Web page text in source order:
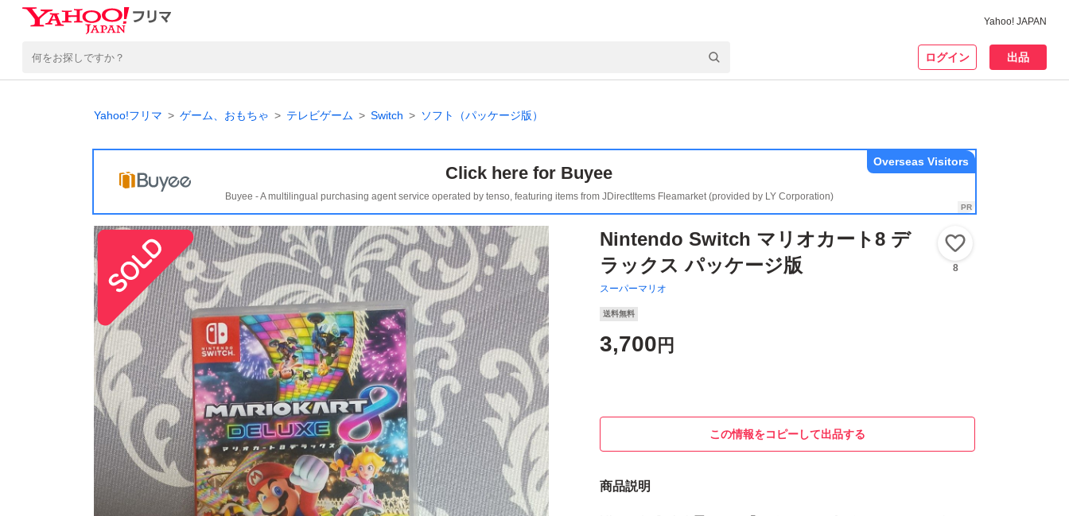
Yahoo! JAPAN
ログイン 出品
Yahoo!フリマ ゲーム、おもちゃ テレビゲーム Switch ソフト（パッケージ版）
Click here for Buyee
Buyee - A multilingual purchasing agent service operated by tenso, featuring items from JDirectItems Fleamarket (provided by LY Corporation)
Overseas Visitors
Nintendo Switch マリオカート8 デ
ラックス パッケージ版
スーパーマリオ
8
送料無料
3,700 円
この情報をコピーして出品する
商品説明